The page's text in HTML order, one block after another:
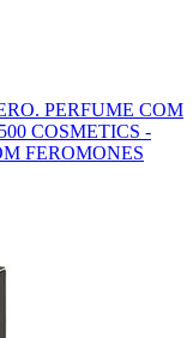
PERFUME COM
500 COSMETICS -
FEROMONES